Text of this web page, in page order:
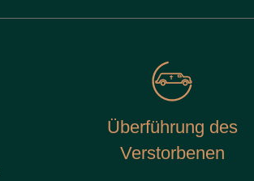
Überführung des
Verstorbenen